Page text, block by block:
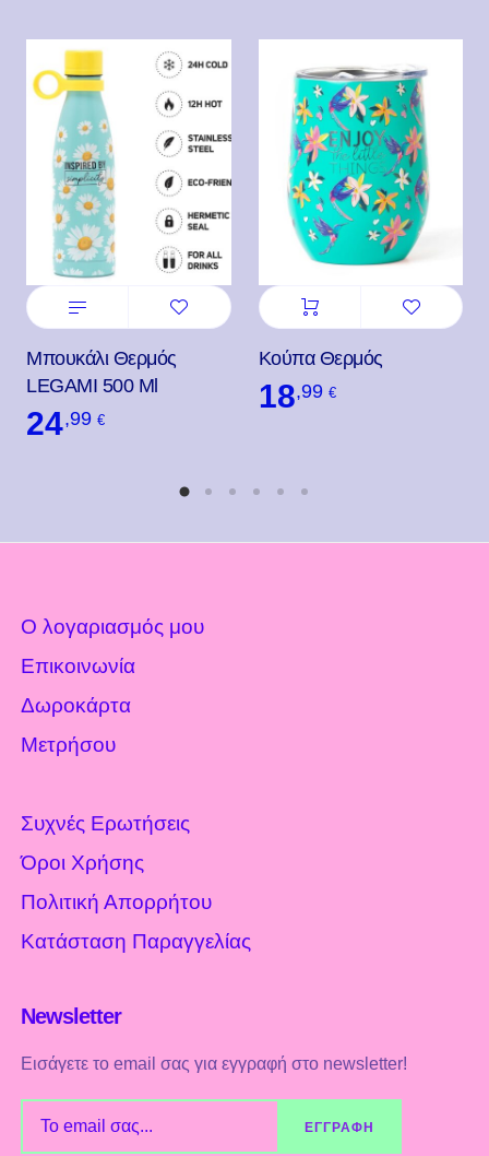
Μπουκάλι Θερμός
LEGAMI 500 Ml
24,99 €
Κούπα Θερμός
18,99€
Ο λογαριασμός μου
Επικοινωνία
Δωροκάρτα
Μετρήσου
Συχνές Ερωτήσεις
Όροι Χρήσης
Πολιτική Απορρήτου
Κατάσταση Παραγγελίας
Newsletter
Εισάγετε το email σας για εγγραφή στο newsletter!